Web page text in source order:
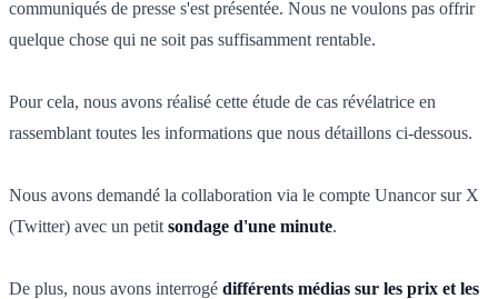
communiqués de presse s'est présentée. Nous ne voulons pas offrir
quelque chose qui ne soit pas suffisamment rentable.
Pour cela, nous avons réalisé cette étude de cas révélatrice en
rassemblant toutes les informations que nous détaillons ci-dessous.
Nous avons demandé la collaboration via le compte Unancor sur X
(Twitter) avec un petit sondage d'une minute.
De plus, nous avons interrogé différents médias sur les prix et les